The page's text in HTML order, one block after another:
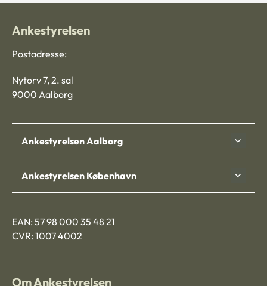
Ankestyrelsen
Postadresse:
Nytorv 7, 2. sal
9000 Aalborg
Ankestyrelsen Aalborg
Ankestyrelsen København
EAN: 57 98 000 35 48 21
CVR: 1007 4002
Om Ankestyrelsen